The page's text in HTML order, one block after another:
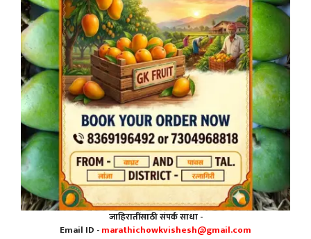
जाहिरातींसाठी संपर्क साधा -
Email ID -marathichowkvishesh@gmail.com